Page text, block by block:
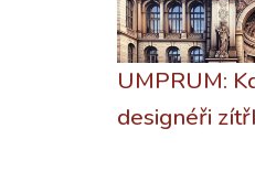
UMPRUM:
designéři